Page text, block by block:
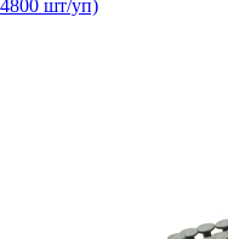
4800 шт/уп)